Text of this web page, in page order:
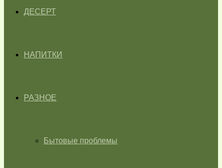
ДЕСЕРТ
НАПИТКИ
РАЗНОЕ
Бытовые проблемы